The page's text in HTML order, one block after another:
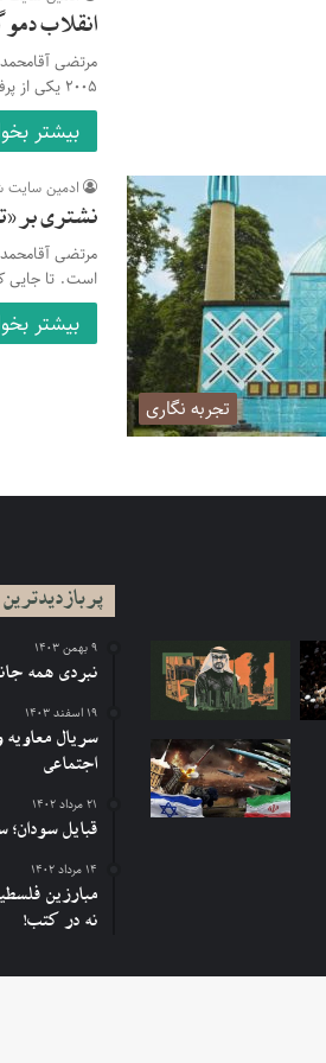
انقلاب
۲۰۰۵ یکی از پرفروش­‌ترین‌های سال بود که نیمه قرن بیست و…
بیشتر
تجربه نگاری
ادمین سایت
نشتری بر
مرتضی
است. تا جایی
بیشتر
۹ بهمن ۱۴۰۳
نبردی همه
۱۹ اسفند ۱۴۰۳
سریال
اجتماعی
۲۱ مرداد ۱۴۰۲
قبایل سودان؛
۱۴ مرداد ۱۴۰۲
مبارزین
نه در کتب!